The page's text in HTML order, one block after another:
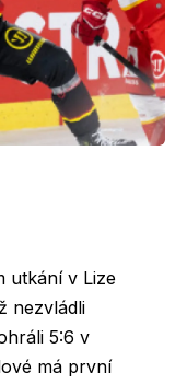
utkání v Lize
nezvládli
5:6 v
má první